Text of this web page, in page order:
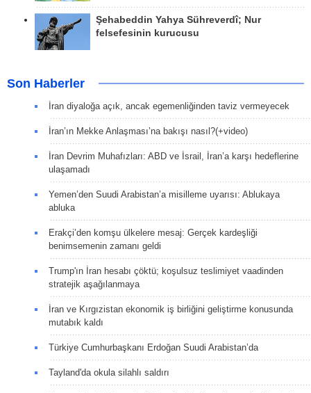
Şehabeddin Yahya Sühreverdî; Nur
felsefesinin kurucusu
Son Haberler
İran diyaloğa açık, ancak egemenliğinden taviz vermeyecek
İran’ın Mekke Anlaşması’na bakışı nasıl?(+video)
İran Devrim Muhafızları: ABD ve İsrail, İran’a karşı hedeflerine
ulaşamadı
Yemen’den Suudi Arabistan’a misilleme uyarısı: Ablukaya
abluka
Erakçi’den komşu ülkelere mesaj: Gerçek kardeşliği
benimsemenin zamanı geldi
Trump'ın İran hesabı çöktü; koşulsuz teslimiyet vaadinden
stratejik aşağılanmaya
İran ve Kırgızistan ekonomik iş birliğini geliştirme konusunda
mutabık kaldı
Türkiye Cumhurbaşkanı Erdoğan Suudi Arabistan’da
Tayland'da okula silahlı saldırı